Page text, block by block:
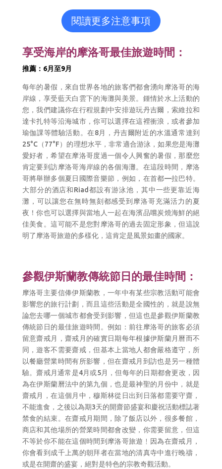
閱讀更多注意事項
享受海岸的摩洛哥最佳旅遊時間：
推薦：6月至9月
每年的暑假，來自世界各地的旅客們都會湧向摩洛哥的海
岸線，享受藍天白雲下的海灘與美景。鍾情於水上活動的
您，我們建議你在行程規劃中安排遊玩丹吉爾，索維拉和
達卡扎特等沿海城市，你可以選擇在這裡衝浪，或者參加
瑜伽課等體驗活動。在8月，丹吉爾附近的水溫通常達到
25°C（77°F）的理想水平，非常適合游泳，如果您是海灘
愛好者，希望在摩洛哥度過一個令人興奮的暑假，那麼您
肯定要到訪摩洛哥海岸線的各個海灘。在這段時間，摩洛
哥將舉辦多個夏日國際音樂節，例如，在首都—拉巴特。
大部分的酒店和Riad都設有游泳池，其中一些更靠近海
灘，可以讓您在無時無刻都感受到摩洛哥充滿活力的夏
夜！你也可以選擇與當地人一起在海濱品嚐炭燒海鮮的絕
佳美食。這可能不是您對摩洛哥的過去固定形象，但這說
明了摩洛哥旅遊的多樣化，這肯定是風景如畫的國家。
參觀伊斯蘭教傳統節日的最佳時間：
摩洛哥主要信俸伊斯蘭教，一年中有某些宗教活動可能會
影響您的旅行計劃，而且這些活動是全國性的，就是說無
論您去哪一個城市都會受到影響，但這也是參觀伊斯蘭教
傳統節日的最佳旅遊時間。例如：前往摩洛哥的旅客必須
留意齋戒月，齋戒月的確實日期每年根據伊斯蘭月曆而不
同，遊客不需要齋戒，但基本上當地人都會嚴格遵守，所
以餐廳營業時間有所影響，但在齋戒月到訪也是另一種體
驗。齋戒月通常是4月或5月，但每年的日期都會更改，因
為在伊斯蘭曆法中的第九個，也是最神聖的月份中，就是
齋戒月，在這個月中，穆斯林從日出到日落都需要守齋，
不能進食，之後以為期3天的開齋節盛宴和慶祝活動標誌著
禁食的結束。在齋戒月期間，除了飯店以外，很多餐館，
商店和其他場所的營業時間都會改變，你需要留意，但這
不等於你不能在這個時間到摩洛哥旅遊﹗因為在齋戒月，
你會看到成千上萬的朝拜者在當地的清真寺中進行晚禱，
或是在開齋的盛宴，絕對是特色的宗教奇觀活動。